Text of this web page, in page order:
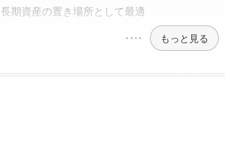
長期資産の置き場所として最適
もっと見る